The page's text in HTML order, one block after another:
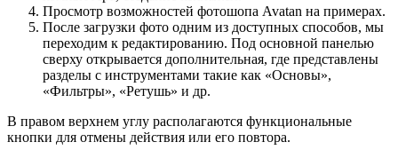
Просмотр возможностей фотошопа Avatan на примерах.
После загрузки фото одним из доступных способов, мы
переходим к редактированию. Под основной панелью
сверху открывается дополнительная, где представлены
разделы с инструментами такие как «Основы»,
«Фильтры», «Ретушь» и др.
В правом верхнем углу располагаются функциональные
кнопки для отмены действия или его повтора.